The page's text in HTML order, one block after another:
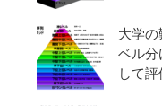
大学
ベル分
して評